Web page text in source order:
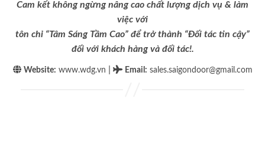
Cam kết không ngừng nâng cao chất lượng dịch vụ & làm
việc với
tôn chỉ “Tâm Sáng Tầm Cao” để trở thành “Đối tác tin cậy”
đối với khách hàng và đối tác!.
Website: www.wdg.vn Email : sales.saigondoor@gmail.com